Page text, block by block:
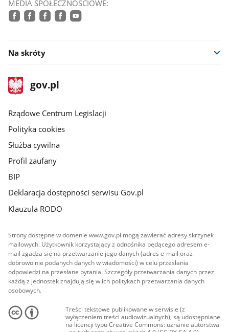
MEDIA SPOŁECZNOŚCIOWE:
Na skróty
stopka
gov.plStrona
gov.pl
Rządowe Centrum Legislacji
Polityka cookies
Służba cywilna
Profil zaufany
BIP
Deklaracja dostępności serwisu Gov.pl
Klauzula RODO
Strony dostępne w domenie www.gov.pl mogą zawierać adresy skrzynek
mailowych. Użytkownik korzystający z odnośnika będącego adresem e-
mail zgadza się na przetwarzanie jego danych (adres e-mail oraz
dobrowolnie podanych danych w wiadomości) w celu przesłania
odpowiedzi na przesłane pytania. Szczegóły przetwarzania danych przez
każdą z jednostek znajdują się w ich politykach przetwarzania danych
osobowych.
Treści tekstowe publikowane w serwisie (z
wyłączeniem treści audiowizualnych), są udostępniane
na licencji typu Creative Commons: uznanie autorstwa